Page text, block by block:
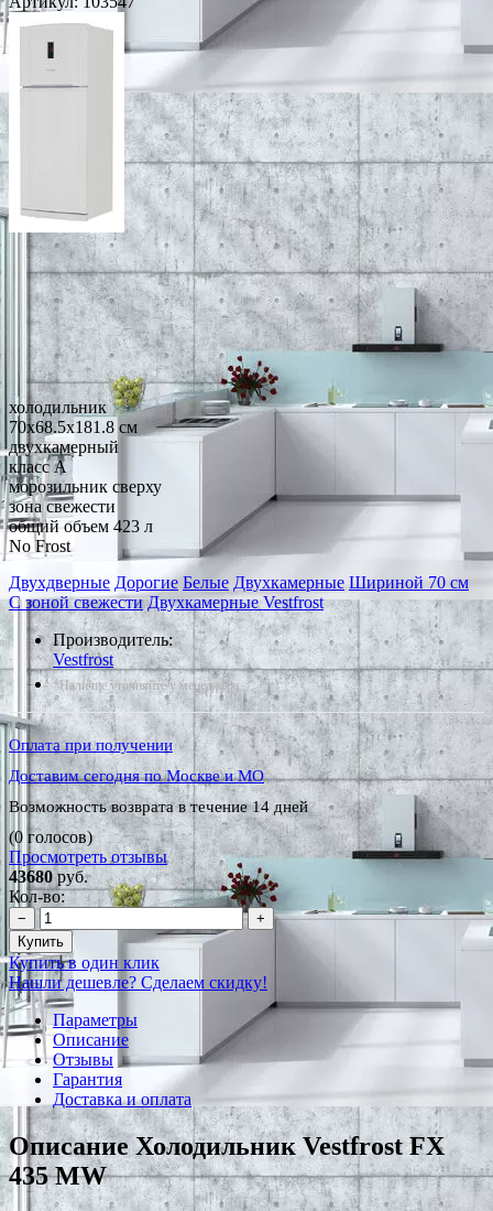
холодильник
70x68.5x181.8 см
двухкамерный
класс A
морозильник сверху
зона свежести
общий объем 423 л
No Frost
Двухдверные Дорогие Белые Двухкамерные Шириной 70 см
С зоной свежести Двухкамерные Vestfrost
Производитель:
Vestfrost
*Наличие уточняйте у менеджера
Оплата при получении
Доставим сегодня по Москве и МО
Возможность возврата в течение 14 дней
(0 голосов)
Просмотреть отзывы
43680руб.
Кол-во:
−
+
Купить
Купить в один клик
Нашли дешевле? Сделаем скидку!
Параметры
Описание
Отзывы
Гарантия
Доставка и оплата
Описание Холодильник Vestfrost FX
435 MW